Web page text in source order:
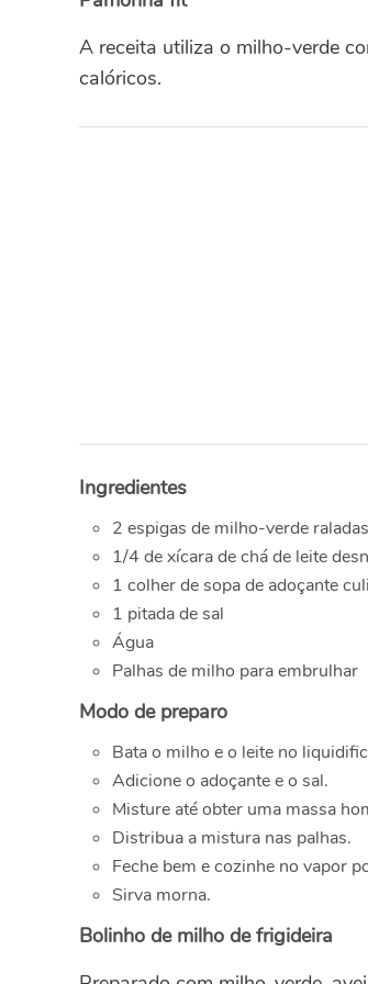
A receita utiliza o milho-verde
calóricos.
Ingredientes
2 espigas de milho-verde raladas
1/4 de xícara de chá de leite
1 colher de sopa de adoçante
1 pitada de sal
Água
Palhas de milho para embrulhar
Modo de preparo
Bata o milho e o leite no
Adicione o adoçante e o sal.
Misture até obter uma massa
Distribua a mistura nas palhas.
Feche bem e cozinhe no vapor
Sirva morna.
Bolinho de milho de frigideira